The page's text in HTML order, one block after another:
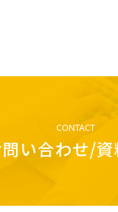
CONTACT
い合わせ/